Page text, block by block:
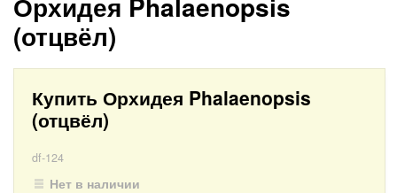
(отцвёл)
Купить Орхидея Phalaenopsis
(отцвёл)
df-124
Нет в наличии